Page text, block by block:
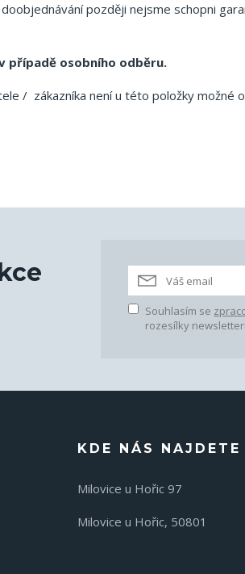
později nejsme schopni
případě osobního odběru.
/ zákazníka není u této položky možné
Souhlasím se
rozesílky
KDE NÁS NAJDETE
Milovice u Hořic 97
Milovice u Hořic, 50801